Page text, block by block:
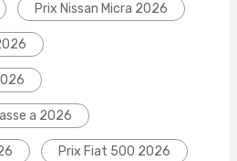
Prix Nissan Micra 2026
a 2026
Prix Fiat 500 2026